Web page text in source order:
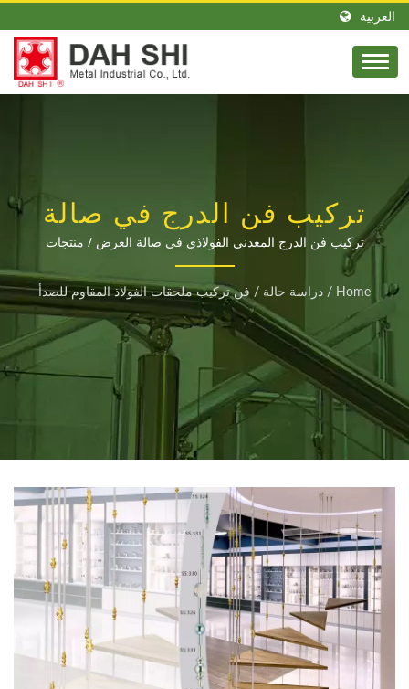
العربية
تركيب فن الدرج في صالة
العرض | 49 سنة منتج
لتجهيزات الدرابزين من
النحاس والفولاذ المقاوم
للصدأ | DAH SHI
تركيب فن الدرج المعدني الفولاذي في صالة العرض / منتجات
أنظمة الدرابزين في تايوان للدرج | DAH SHI
Home
/ دراسة حالة / فن تركيب ملحقات الفولاذ المقاوم للصدأ